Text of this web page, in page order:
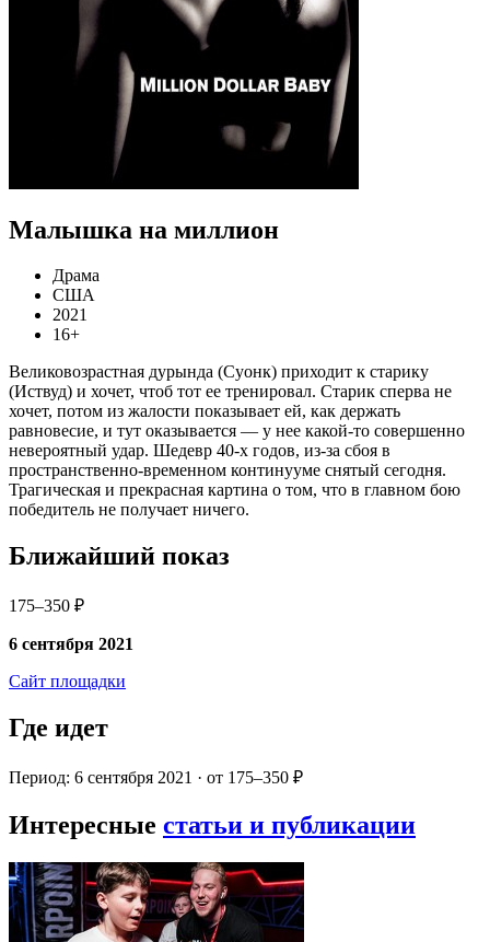
Малышка на миллион
Драма
США
2021
16+
Великовозрастная дурында (Суонк) приходит к старику
(Иствуд) и хочет, чтоб тот ее тренировал. Старик сперва не
хочет, потом из жалости показывает ей, как держать
равновесие, и тут оказывается — у нее какой-то совершенно
невероятный удар. Шедевр 40-х годов, из-за сбоя в
пространственно-временном континууме снятый сегодня.
Трагическая и прекрасная картина о том, что в главном бою
победитель не получает ничего.
Ближайший показ
175–350 ₽
6 сентября 2021
Сайт площадки
Где идет
Период: 6 сентября 2021 · от 175–350 ₽
Интересные статьи и публикации